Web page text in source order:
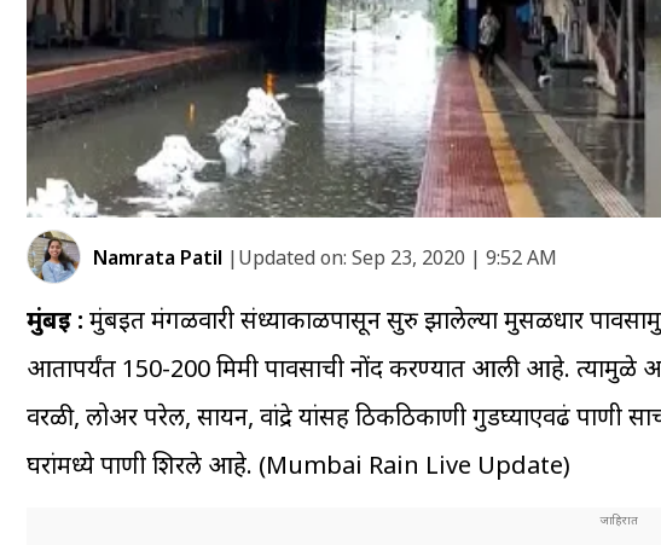
Namrata Patil |Updated on: Sep 23, 2020 | 9:52 AM
मुंबई : मुंबईत मंगळवारी संध्याकाळपासून सुरु झालेल्या मुसळधार
आतापर्यंत 150-200 मिमी पावसाची नोंद करण्यात आली आहे.
वरळी, लोअर परेल, सायन, वांद्रे यांसह ठिकठिकाणी गुडघ्याएवढं
घरांमध्ये पाणी शिरले आहे. (Mumbai Rain Live Update)